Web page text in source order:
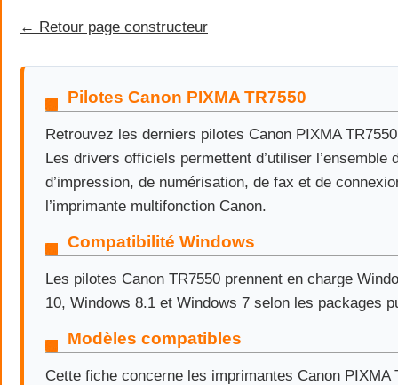
← Retour page constructeur
Pilotes Canon PIXMA TR7550
Retrouvez les derniers pilotes Canon PIXMA
Les drivers officiels permettent d’utiliser l’ensemble
d’impression, de numérisation, de fax et de
l’imprimante multifonction Canon.
Compatibilité Windows
Les pilotes Canon TR7550 prennent en charge
10, Windows 8.1 et Windows 7 selon les packages
Modèles compatibles
Cette fiche concerne les imprimantes Canon PIXMA